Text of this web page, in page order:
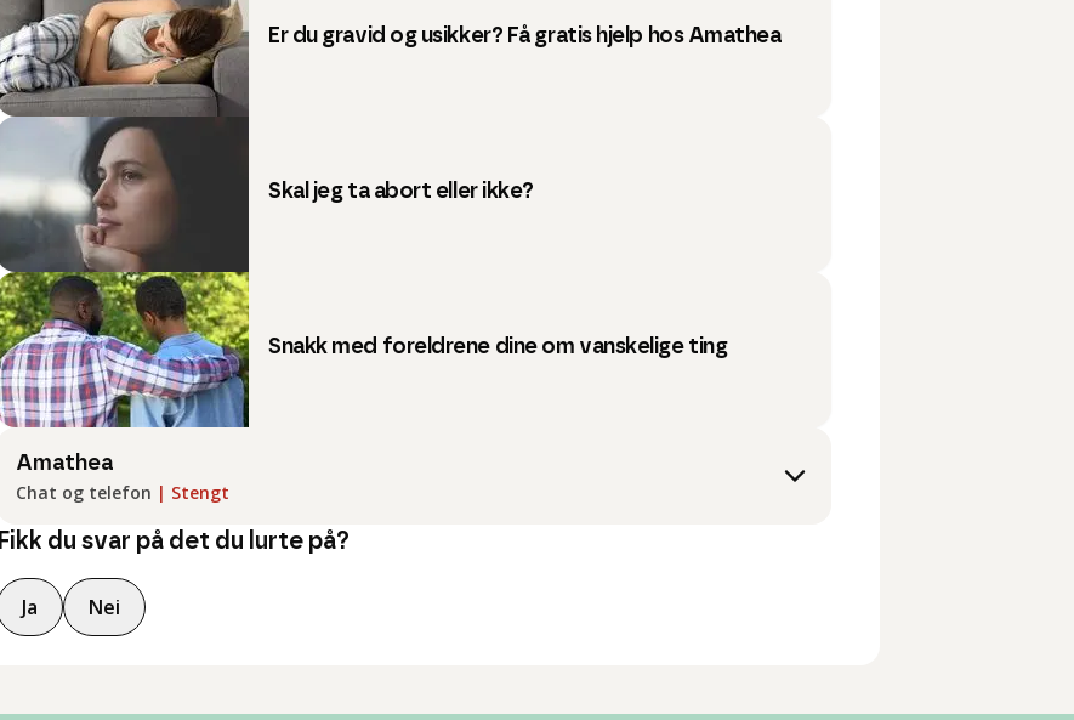
Er du gravid og usikker? Få gratis hjelp hos Amathea
Skal jeg ta abort eller ikke?
Snakk med foreldrene dine om vanskelige ting
Amathea
Chat og telefon | Stengt
Fikk du svar på det du lurte på?
Ja Nei